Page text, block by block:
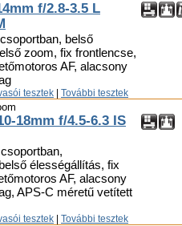
f/2.8-3.5 L
belső
zoom, fix frontlencse,
AF, alacsony
tesztek További tesztek
18mm f/4.5-6.3 IS
élességállítás, fix
AF, alacsony
APS-C méretű vetített
tesztek További tesztek